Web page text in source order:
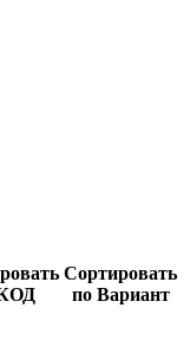
Сортировать
по Вариант